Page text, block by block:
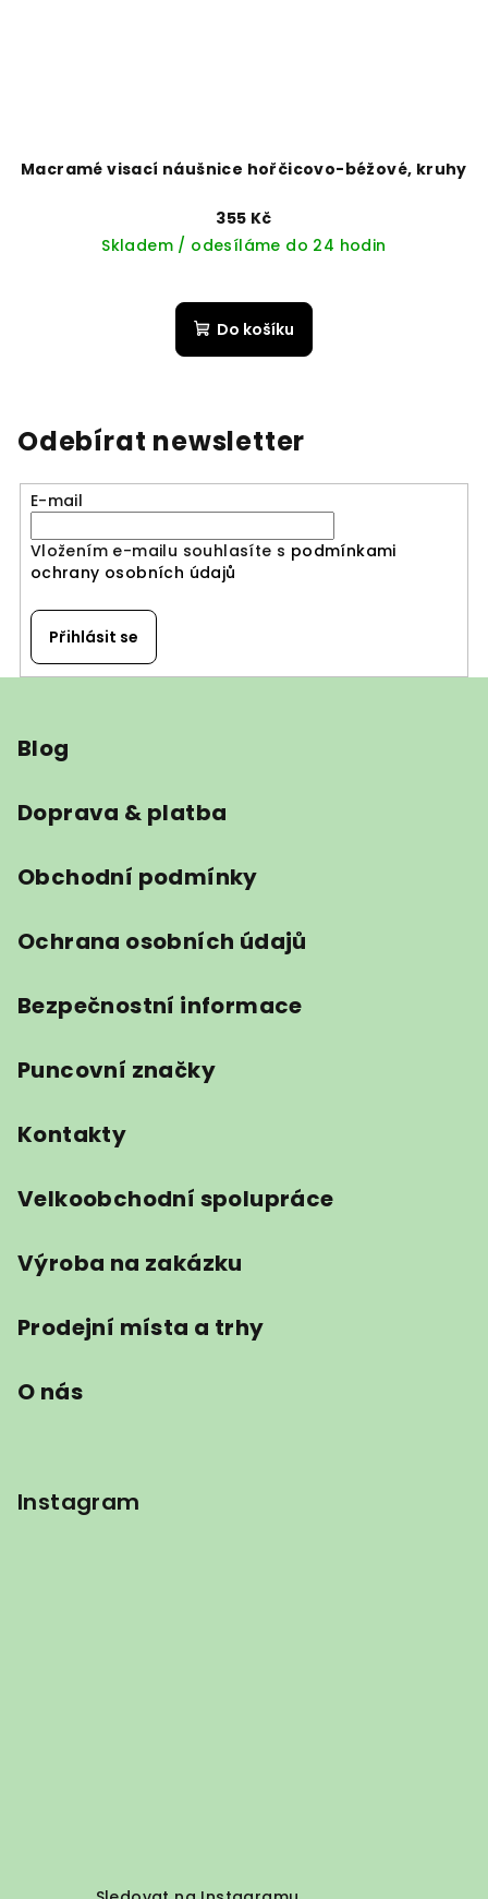
Macramé visací náušnice hořčicovo-béžové, kruhy
355 Kč
Skladem / odesíláme do 24 hodin
Do košíku
Odebírat newsletter
E-mail
Vložením e-mailu souhlasíte s podmínkami
ochrany osobních údajů
Přihlásit se
Blog
Doprava & platba
Obchodní podmínky
Ochrana osobních údajů
Bezpečnostní informace
Puncovní značky
Kontakty
Velkoobchodní spolupráce
Výroba na zakázku
Prodejní místa a trhy
O nás
Instagram